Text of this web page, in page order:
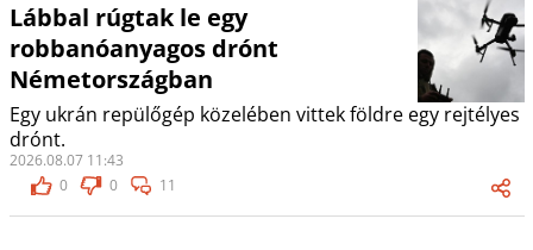
Lábbal rúgtak le egy
robbanóanyagos drónt
Németországban
Egy ukrán repülőgép közelében vittek földre egy rejtélyes
drónt.
2026.08.07 11:43
0
0 11